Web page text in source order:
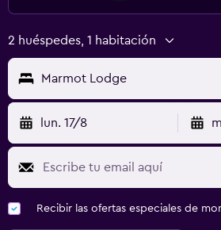
2 huéspedes, 1 habitación
Marmot Lodge
lun. 17/8
Recibir las ofertas especiales de